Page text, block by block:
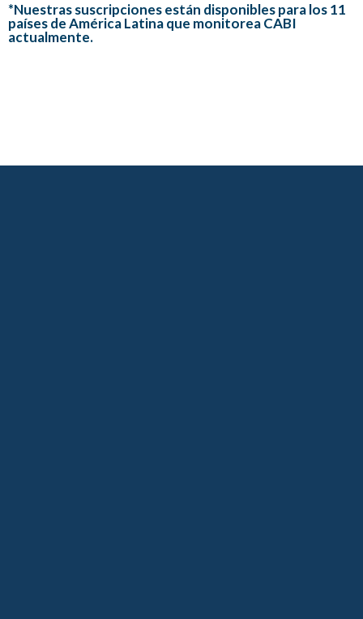
*Nuestras suscripciones están disponibles para los 11
países de América Latina que monitorea CABI
actualmente.